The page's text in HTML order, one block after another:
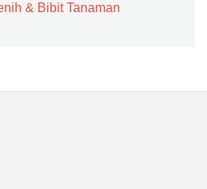
& Bibit Tanaman